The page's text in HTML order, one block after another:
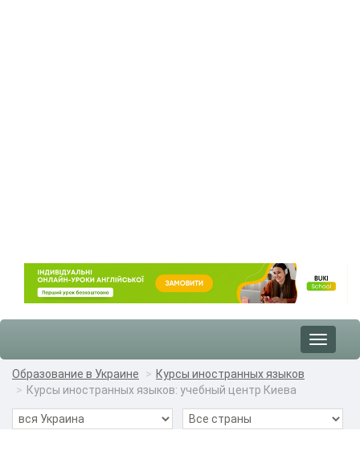
Toggle
Образование в Украине
Курсы иностранных языков
Курсы иностранных языков: учебный центр Киева